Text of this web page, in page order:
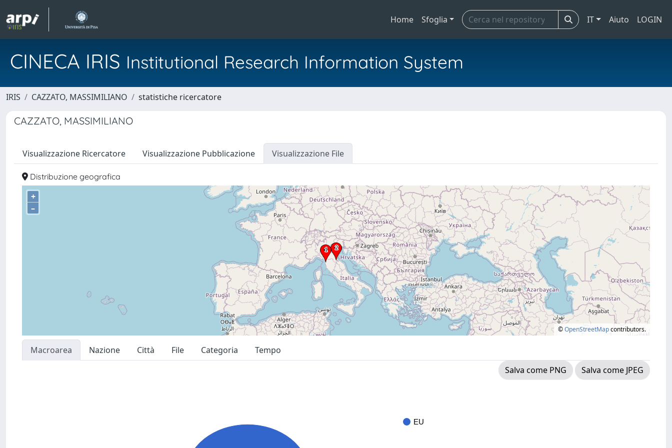
Home Sfoglia IT Aiuto LOGIN
CINECA IRIS Institutional Research Information System
IRIS CAZZATO, MASSIMILIANO statistiche ricercatore
CAZZATO, MASSIMILIANO
Visualizzazione Ricercatore Visualizzazione Pubblicazione Visualizzazione File
Distribuzione geografica
+
–
©OpenStreetMapcontributors.
Macroarea Nazione Città File Categoria
Tempo
Salva come PNG
Salva come JPEG
EU